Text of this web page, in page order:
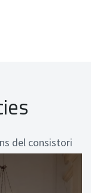
del consistori